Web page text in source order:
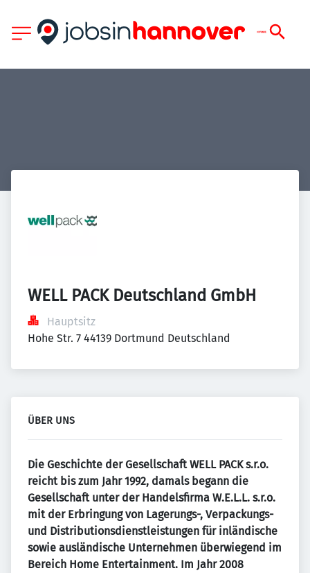
WELL PACK Deutschland GmbH
Hauptsitz
Hohe Str. 7 44139 Dortmund Deutschland
ÜBER UNS
Die Geschichte der Gesellschaft WELL PACK s.r.o.
reicht bis zum Jahr 1992, damals begann die
Gesellschaft unter der Handelsfirma W.E.L.L. s.r.o.
mit der Erbringung von Lagerungs-, Verpackungs-
und Distributionsdienstleistungen für inländische
sowie ausländische Unternehmen überwiegend im
Bereich Home Entertainment. Im Jahr 2008